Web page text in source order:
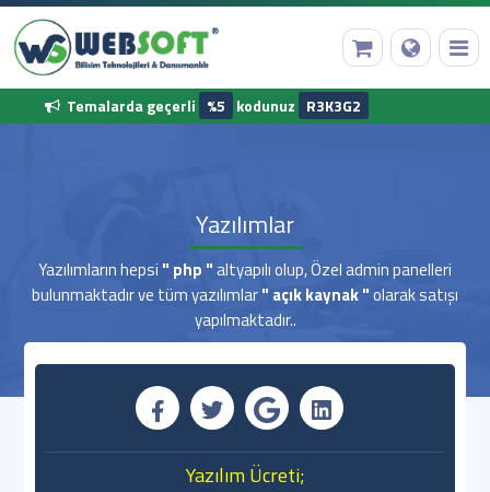
Temalarda geçerli %5 kodunuz R3K3G2
Yazılımlar
Yazılımların hepsi " php "altyapılı olup, Özel admin panelleri
bulunmaktadır ve tüm yazılımlar" açık kaynak "olarak satışı
yapılmaktadır..
Yazılım Ücreti;
Web Hosting
Hazır Yazılımlar
Diğer Hizmetler
Kurumsal Bilgilerimiz